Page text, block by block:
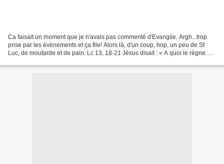
Ca faisait un moment que je n'avais pas commenté d'Evangile. Argh...trop
prise par les évènements et ça file! Alors là, d'un coup, hop, un peu de St
Luc, de moutarde et de pain. Lc 13, 18-21 Jésus disait : « A quoi le règne de